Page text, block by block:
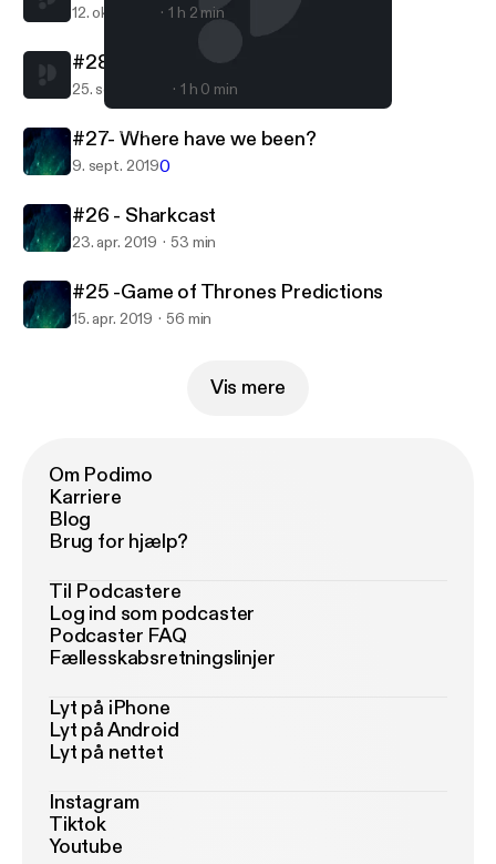
Settling For Eachother
12. okt. 2019 1 h 2 min
#28- Are we engaged?
25. sept. 2019 1 h 0 min
#27- Where have we been?
9. sept. 20190
#26 - Sharkcast
23. apr. 2019 53 min
#25 -Game of Thrones Predictions
15. apr. 2019 56 min
Vis mere
Om Podimo
Karriere
Blog
Brug for hjælp?
Til Podcastere
Log ind som podcaster
Podcaster FAQ
Fællesskabsretningslinjer
Lyt på iPhone
Lyt på Android
Lyt på nettet
Instagram
Tiktok
Youtube